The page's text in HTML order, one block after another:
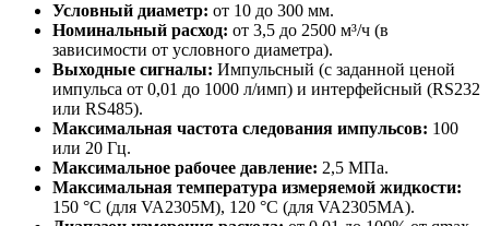
Условный диаметр: от 10 до 300 мм.
Номинальный расход: от 3,5 до 2500 м³/ч (в
зависимости от условного диаметра).
Выходные сигналы: Импульсный (с заданной ценой
импульса от 0,01 до 1000 л/имп) и интерфейсный (RS232
или RS485).
Максимальная частота следования импульсов: 100
или 20 Гц.
Максимальное рабочее давление: 2,5 МПа.
Максимальная температура измеряемой жидкости:
150 °C (для VA2305M), 120 °C (для VA2305MA).